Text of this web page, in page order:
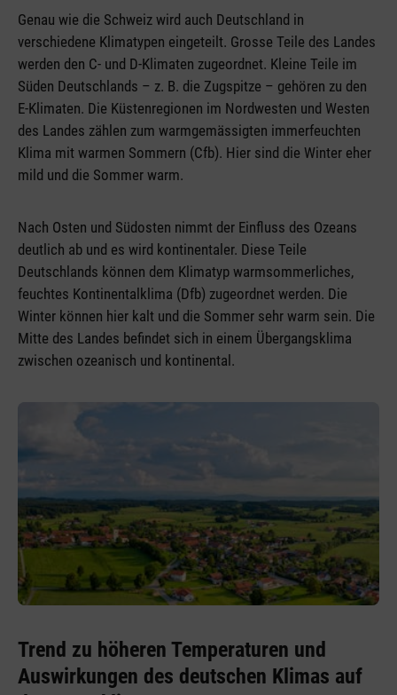
Genau wie die Schweiz wird auch Deutschland in
verschiedene Klimatypen eingeteilt. Grosse Teile des Landes
werden den C- und D-Klimaten zugeordnet. Kleine Teile im
Süden Deutschlands – z. B. die Zugspitze – gehören zu den
E-Klimaten. Die Küstenregionen im Nordwesten und Westen
des Landes zählen zum warmgemässigten immerfeuchten
Klima mit warmen Sommern (Cfb). Hier sind die Winter eher
mild und die Sommer warm.
Nach Osten und Südosten nimmt der Einfluss des Ozeans
deutlich ab und es wird kontinentaler. Diese Teile
Deutschlands können dem Klimatyp warmsommerliches,
feuchtes Kontinentalklima (Dfb) zugeordnet werden. Die
Winter können hier kalt und die Sommer sehr warm sein. Die
Mitte des Landes befindet sich in einem Übergangsklima
zwischen ozeanisch und kontinental.
Trend zu höheren Temperaturen und
Auswirkungen des deutschen Klimas auf